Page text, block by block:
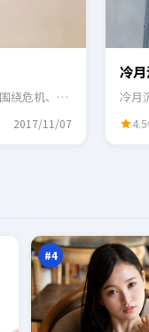
绕危机、反
2017/11/07
冷
冷月
4.5
#4